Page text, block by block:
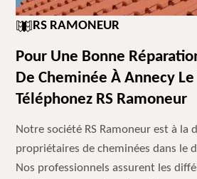
RS RAMONEUR
Pour Une Bonne
De Cheminée À Annecy
Téléphonez RS Ramoneur
Notre société RS Ramoneur est à la
propriétaires de cheminées dans le
Nos professionnels assurent les